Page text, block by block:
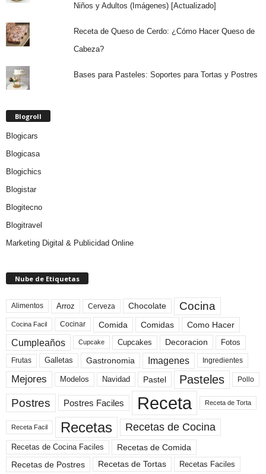
Niños y Adultos (Imágenes) [Actualizado]
Receta de Queso de Cerdo: ¿Cómo Hacer Queso de
Cabeza?
Bases para Pasteles: Soportes para Tortas y Postres
Blogroll
Blogicars
Blogicasa
Blogichics
Blogistar
Blogitecno
Blogitravel
Marketing Digital & Publicidad Online
Nube de Etiquetas
Alimentos Arroz Cerveza Chocolate Cocina
Cocina Facil Cocinar Comida Comidas Como Hacer
Cumpleaños Cupcake Cupcakes Decoracion Fotos
Frutas Galletas Gastronomia Imagenes Ingredientes
Mejores Modelos Navidad Pastel Pasteles Pollo
Postres Postres Faciles Receta Receta de Torta
Receta Facil Recetas Recetas de Cocina
Recetas de Cocina Faciles
Recetas de Comida
Recetas de Postres
Recetas de Tortas Recetas Faciles